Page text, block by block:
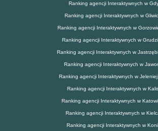
Ranking agencji Interaktywnych w
Ranking agencji Interaktywnych w
Ranking agencji Interaktywnych w
Ranking agencji Interaktywnych w
Ranking agencji Interaktywnych w
Ranking agencji Interaktywnych w
Ranking agencji Interaktywnych w
Ranking agencji Interaktywnych w
Ranking agencji Interaktywnych w
Ranking agencji Interaktywnych w
Ranking agencji Interaktywnych w